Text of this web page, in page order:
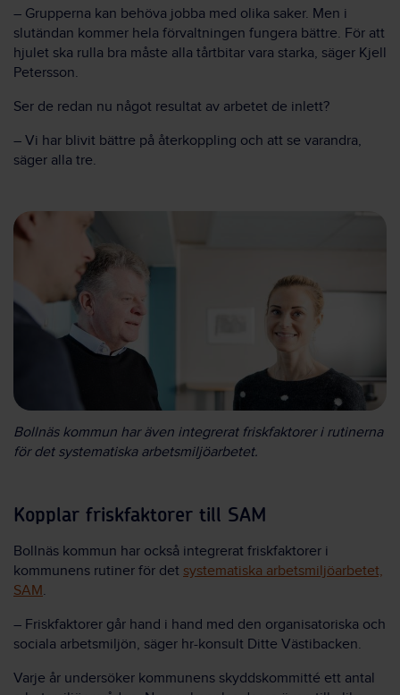
– Grupperna kan behöva jobba med olika saker. Men i
slutändan kommer hela förvaltningen fungera bättre. För att
hjulet ska rulla bra måste alla tårtbitar vara starka, säger Kjell
Petersson.
Ser de redan nu något resultat av arbetet de inlett?
– Vi har blivit bättre på återkoppling och att se varandra,
säger alla tre.
Bollnäs kommun har även integrerat friskfaktorer i rutinerna
för det systematiska arbetsmiljöarbetet.
Kopplar friskfaktorer till SAM
Bollnäs kommun har också integrerat friskfaktorer i
kommunens rutiner för det systematiska arbetsmiljöarbetet,
SAM.
– Friskfaktorer går hand i hand med den organisatoriska och
sociala arbetsmiljön, säger hr-konsult Ditte Västibacken.
Varje år undersöker kommunens skyddskommitté ett antal